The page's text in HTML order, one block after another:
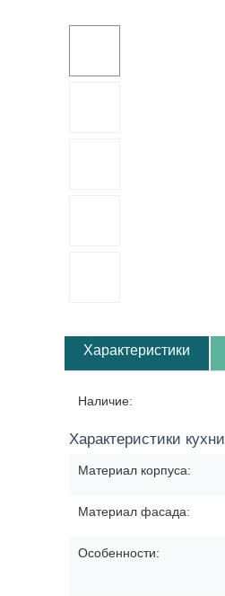
Характеристики
Наличие:
Характеристики кухни
Материал корпуса:
Материал фасада:
Особенности: